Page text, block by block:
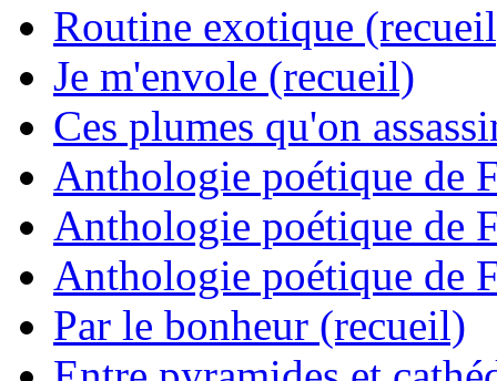
Routine exotique
Je m'envole (recueil)
Ces plumes qu'on
Anthologie poétique de
Anthologie poétique de
Anthologie poétique de
Par le bonheur (recueil)